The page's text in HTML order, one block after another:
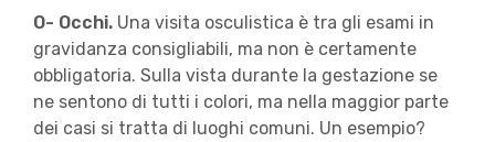
O- Occhi.Una visita osculistica è tra gli esami in
gravidanza consigliabili, ma non è certamente
obbligatoria. Sulla vista durante la gestazione se
ne sentono di tutti i colori, ma nella maggior parte
dei casi si tratta di luoghi comuni. Un esempio?